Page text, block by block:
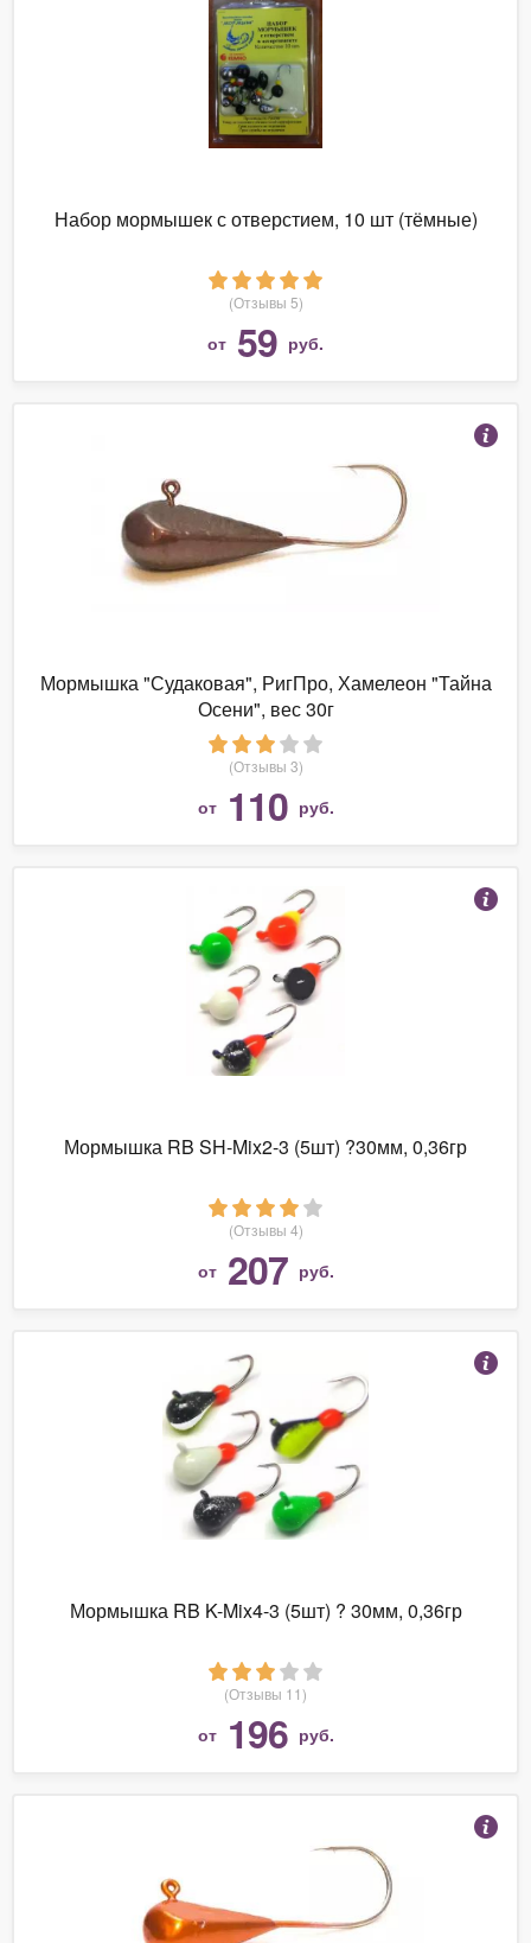
Набор мормышек с отверстием, 10 шт (тёмные)
(Отзывы 5)
от 59 руб.
Мормышка "Судаковая", РигПро, Хамелеон "Тайна
Осени", вес 30г
(Отзывы 3)
от 110 руб.
Мормышка RB SH-Mix2-3 (5шт) ?30мм, 0,36гр
(Отзывы 4)
от 207 руб.
Мормышка RB K-Mix4-3 (5шт) ? 30мм, 0,36гр
(Отзывы 11)
от 196 руб.